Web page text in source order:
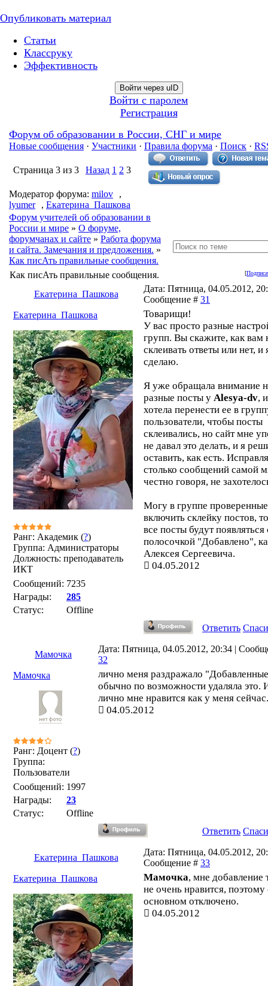
Опубликовать материал
Статьи
Классруку
Эффективность
Войти через uID
Войти с паролем
Регистрация
Форум об образовании в России, СНГ и мире
Новые сообщения · Участники · Правила форума · Поиск ·
Страница 3 из 3 Назад 1 2 3
Модератор форума: milov
,
lyumer
, Екатерина_Пашкова
Форум учителей об образовании в
России и мире » О форуме,
форумчанах и сайте » Работа форума
и сайта. Замечания и предложения. »
Как писАть правильные сообщения.
[
Как писАть правильные сообщения.
Екатерина_Пашкова
Дата: Пятница, 04.05.2012,
Сообщение # 31
Екатерина_Пашкова
Ранг: Академик (?)
Группа: Администраторы
Должность: преподаватель
ИКТ
Сообщений: 7235
Награды:
285
Статус:
Offline
Товарищи!
У вас просто разные
групп. Вы скажите, как вам
склеивать ответы или нет, и
сделаю.
Я уже обращала внимание
разные посты у Alesya-dv, и
хотела перенести ее в
пользователи, чтобы посты
склеивались, но сайт мне
не давал это делать, и я
оставить, как есть.
столько сообщений самой
честно говоря, не
Могу в группе проверенные
включить склейку постов,
все посты будут появляться
полосочкой "Добавлено",
Алексея Сергеевича.
04.05.2012
Ответить
Мамочка
Дата: Пятница, 04.05.2012, 20:34 |
32
Мамочка
Ранг: Доцент (?)
Группа:
Пользователи
Сообщений: 1997
Награды:
23
Статус:
Offline
лично меня раздражало
обычно по возможности удаляла это.
лично мне нравится как у меня сейчас.
04.05.2012
Ответить
Екатерина_Пашкова
Дата: Пятница, 04.05.2012,
Сообщение # 33
Екатерина_Пашкова
Мамочка, мне добавление
не очень нравится, поэтому
основном отключено.
04.05.2012